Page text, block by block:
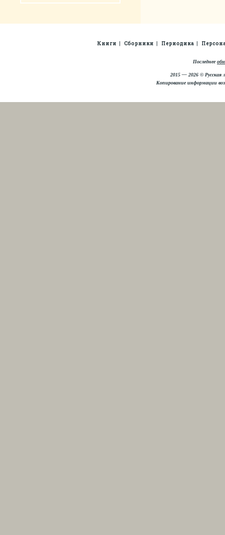
Книги Сборники Периодика
Последнее
2015 — 2026 © Русская
Копирование информации